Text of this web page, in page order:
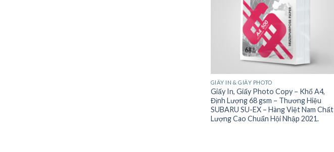
GIẤY IN & GIẤY PHOTO
Giấy In, Giấy Photo Copy – Khổ A4,
Định Lượng 68 gsm – Thương Hiệu
SUBARU SU-EX – Hàng Việt Nam Chất
Lượng Cao Chuẩn Hội Nhập 2021.